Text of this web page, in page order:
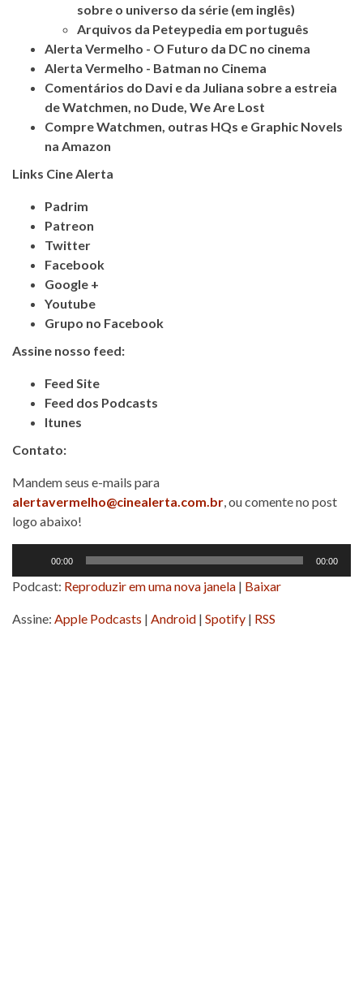
sobre o universo da série (em inglês)
Arquivos da Peteypedia em português
Alerta Vermelho - O Futuro da DC no cinema
Alerta Vermelho - Batman no Cinema
Comentários do Davi e da Juliana sobre a estreia
de Watchmen, no Dude, We Are Lost
Compre Watchmen, outras HQs e Graphic Novels
na Amazon
Links Cine Alerta
Padrim
Patreon
Twitter
Facebook
Google +
Youtube
Grupo no Facebook
Assine nosso feed:
Feed Site
Feed dos Podcasts
Itunes
Contato:
Mandem seus e-mails para
alertavermelho@cinealerta.com.br , ou comente no post
logo abaixo!
áudio
00:00 00:00
Podcast: Reproduzir em uma nova janela | Baixar
Assine: Apple Podcasts | Android | Spotify | RSS